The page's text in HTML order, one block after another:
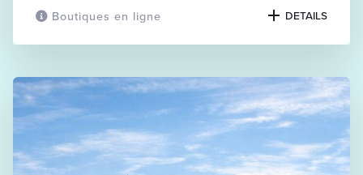
Boutiques en ligne DETAILS